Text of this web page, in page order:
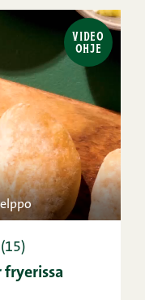
VIDEO
OHJE
(15)
fryerissa